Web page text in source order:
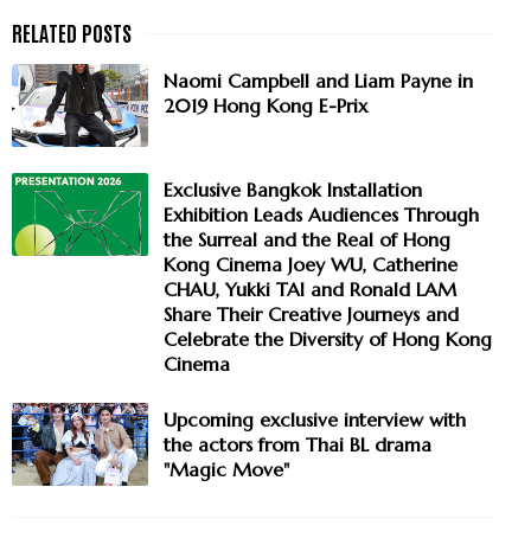
Naomi Campbell and Liam Payne in
2019 Hong Kong E-Prix
Exclusive Bangkok Installation
Exhibition Leads Audiences Through
the Surreal and the Real of Hong
Kong Cinema Joey WU, Catherine
CHAU, Yukki TAI and Ronald LAM
Share Their Creative Journeys and
Celebrate the Diversity of Hong Kong
Cinema
Upcoming exclusive interview with
the actors from Thai BL drama
"Magic Move"